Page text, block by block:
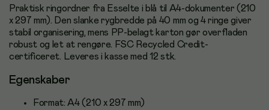
Praktisk ringordner fra Esselte i blå til A4-dokumenter (210
x 297 mm). Den slanke rygbredde på 40 mm og 4 ringe giver
stabil organisering, mens PP-belagt karton gør overfladen
robust og let at rengøre. FSC Recycled Credit-
certificeret. Leveres i kasse med 12 stk.
Egenskaber
Format: A4 (210 x 297 mm)